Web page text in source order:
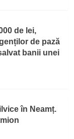
de lei,
de pază
banii unei
în Neamț.